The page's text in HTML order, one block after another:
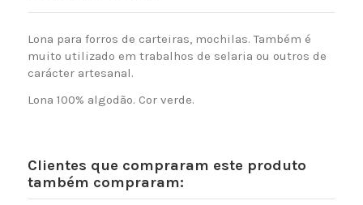
Lona para forros de carteiras, mochilas. Também é
muito utilizado em trabalhos de selaria ou outros de
carácter artesanal.
Lona 100% algodão. Cor verde.
Clientes que compraram este produto
também compraram: